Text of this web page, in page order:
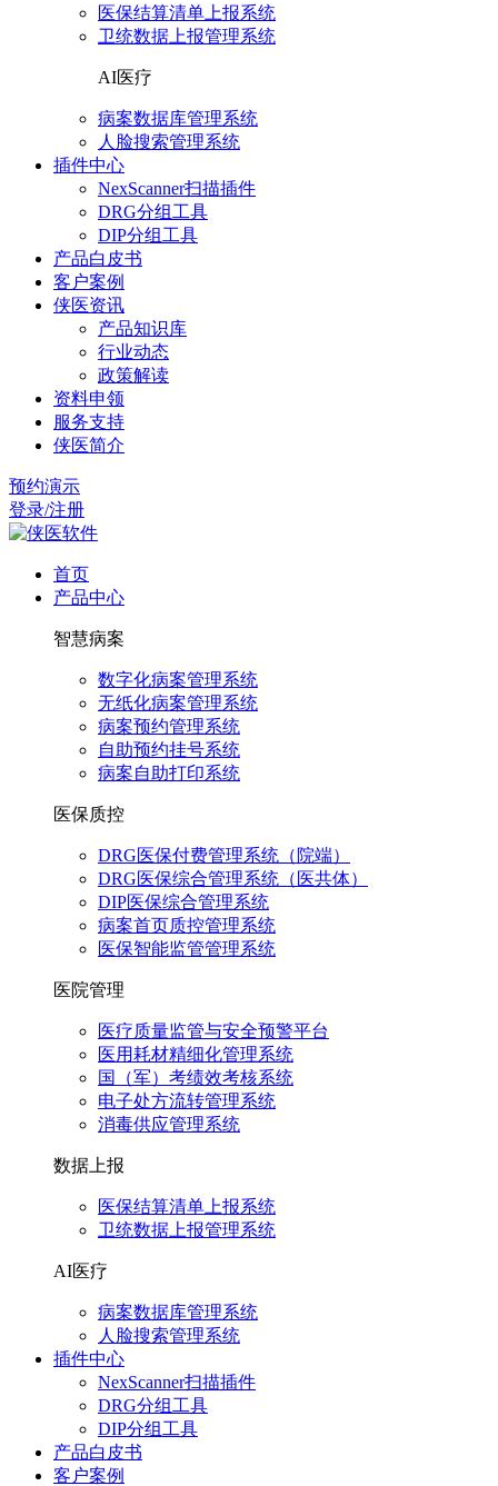
医保结算清单上报系统
卫统数据上报管理系统
AI医疗
病案数据库管理系统
人脸搜索管理系统
插件中心
NexScanner扫描插件
DRG分组工具
DIP分组工具
产品白皮书
客户案例
侠医资讯
产品知识库
行业动态
政策解读
资料申领
服务支持
侠医简介
预约演示
登录/注册
首页
产品中心
智慧病案
数字化病案管理系统
无纸化病案管理系统
病案预约管理系统
自助预约挂号系统
病案自助打印系统
医保质控
DRG医保付费管理系统（院端）
DRG医保综合管理系统（医共体）
DIP医保综合管理系统
病案首页质控管理系统
医保智能监管管理系统
医院管理
医疗质量监管与安全预警平台
医用耗材精细化管理系统
国（军）考绩效考核系统
电子处方流转管理系统
消毒供应管理系统
数据上报
医保结算清单上报系统
卫统数据上报管理系统
AI医疗
病案数据库管理系统
人脸搜索管理系统
插件中心
NexScanner扫描插件
DRG分组工具
DIP分组工具
产品白皮书
客户案例